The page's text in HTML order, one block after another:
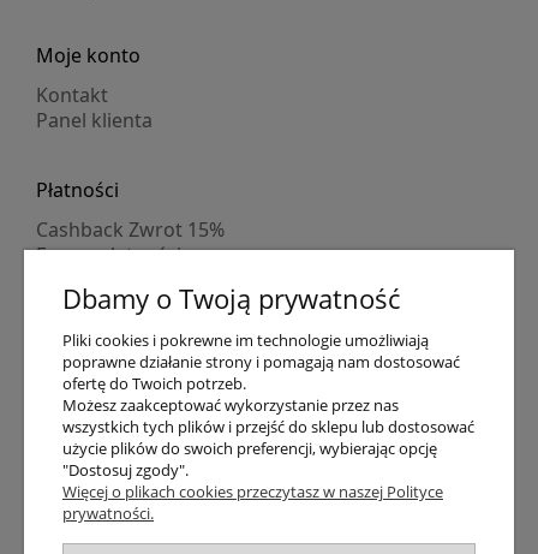
Moje konto
Kontakt
Panel klienta
Płatności
Cashback Zwrot 15%
Formy płatności
Numer konta
PayPo kupujesz, nie płacisz
Progi rabatowe
Promocje
Dostawa
Czas wysyłki
Dostawa
Śledzenie przesyłki GLS
Dbamy o Twoją prywatność
Pliki cookies i pokrewne im technologie umożliwiają
poprawne działanie strony i pomagają nam dostosować
ofertę do Twoich potrzeb.
Możesz zaakceptować wykorzystanie przez nas
wszystkich tych plików i przejść do sklepu lub dostosować
użycie plików do swoich preferencji, wybierając opcję
"Dostosuj zgody".
Więcej o plikach cookies przeczytasz w naszej Polityce
prywatności.